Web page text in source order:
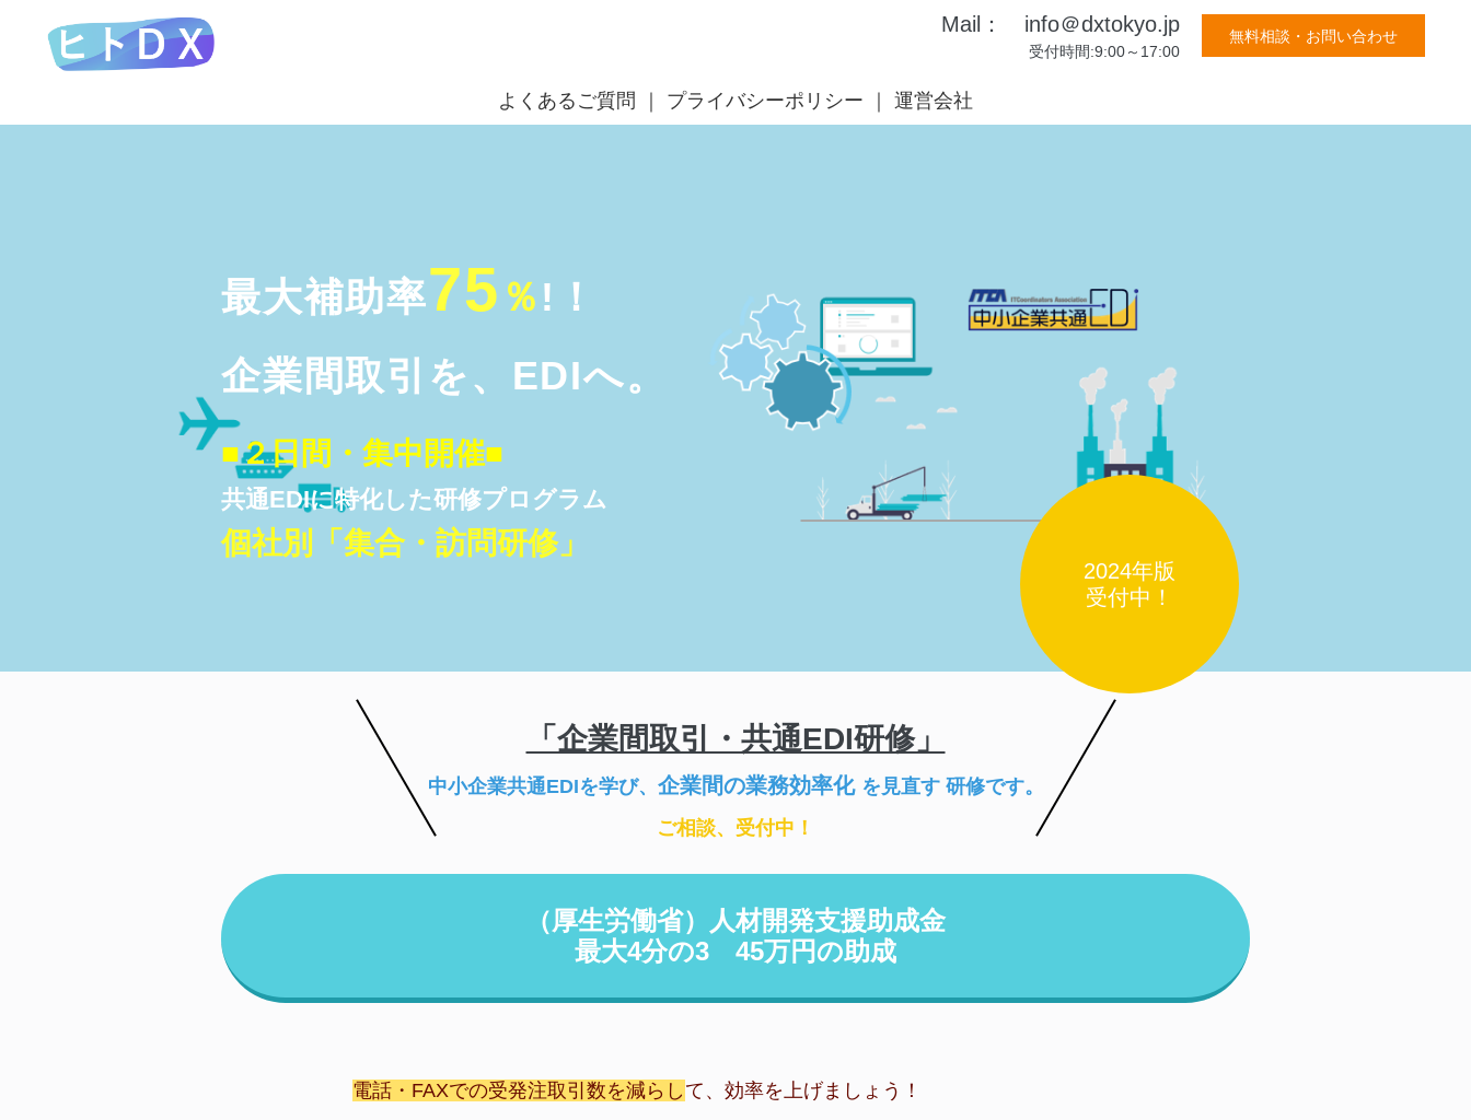
Mail： info＠dxtokyo.jp
受付時間:9:00～17:00
無料相談・お問い合わせ
よくあるご質問 プライバシーポリシー 運営会社
最大補助率75 ％!！
企業間取引を、EDIへ。
■２日間・集中開催■
共通EDIに特化した研修プログラム
個社別「集合・訪問研修」
2024年版
受付中！
「企業間取引・共通EDI研修」
中小企業共通EDIを学び、 企業間の業務効率化 を見直す 研修です。
ご相談、受付中！
（厚生労働省）人材開発支援助成金
最大4分の3 45万円の助成
電話・FAXでの受発注取引数を減らし て、効率を上げましょう！